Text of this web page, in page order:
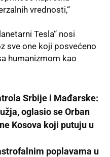
vrednosti,“
Tesla“ nosi
sve one koji posvećeno
humanizmom kao
Srbije i Mađarske:
oglasio se Orban
Kosova koji putuju u
poplavama u